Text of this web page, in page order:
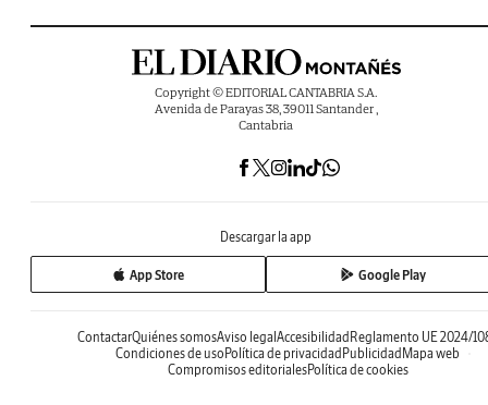
Copyright © EDITORIAL CANTABRIA S.A.
Avenida de Parayas 38, 39011 Santander ,
Cantabria
Descargar la app
App Store Google Play
ContactarQuiénes somosAviso legal Accesibilidad Reglamento UE 2024/
Condiciones de uso Política de privacidad Publicidad Mapa web
Compromisos editorialesPolítica de cookies